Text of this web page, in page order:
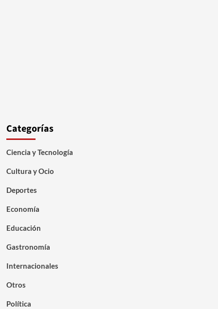
Categorías
Ciencia y Tecnología
Cultura y Ocio
Deportes
Economía
Educación
Gastronomía
Internacionales
Otros
Política